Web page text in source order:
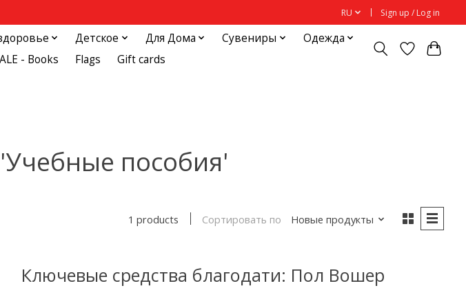
RU Sign up / Log in
Детское Для Дома Сувениры
Одежда
- Books Flags Gift cards
пособия'
1 products Сортировать по Новые продукты
Ключевые средства благодати: Пол Вошер